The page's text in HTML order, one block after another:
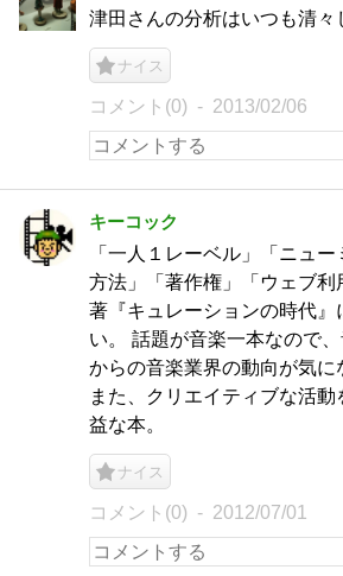
津田さんの分析はいつも清々
ナイス
コメント(0) 2013/02/06
キーコック
「一人１レーベル」「ニュ
方法」「著作権」「ウェブ利
著『キュレーションの時代』
い。 話題が音楽一本なので
からの音楽業界の動向が気に
また、クリエイティブな活
益な本。
ナイス
コメント(0) 2012/07/01